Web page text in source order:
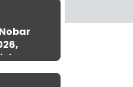
dan
Warga